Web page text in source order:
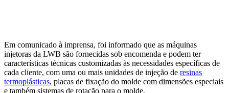
Em comunicado à imprensa, foi informado que as máquinas
injetoras da LWB são fornecidas sob encomenda e podem ter
características técnicas customizadas às necessidades específicas de
cada cliente, com uma ou mais unidades de injeção de resinas
termoplásticas, placas de fixação do molde com dimensões especiais
e também sistemas de rotação para o molde.